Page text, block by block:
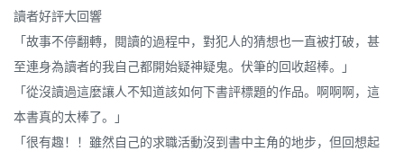
讀者好評大回響
「故事不停翻轉，閱讀的過程中，對犯人的猜想也一直被打破，甚
至連身為讀者的我自己都開始疑神疑鬼。伏筆的回收超棒。」
「從沒讀過這麼讓人不知道該如何下書評標題的作品。啊啊啊，這
本書真的太棒了。」
「很有趣！！雖然自己的求職活動沒到書中主角的地步，但回想起